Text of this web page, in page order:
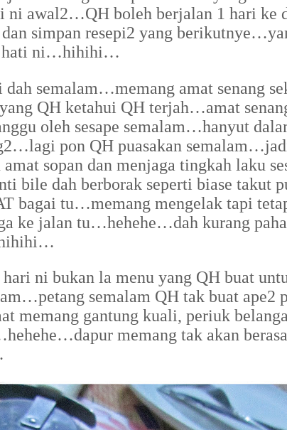
ni awal2…QH boleh berjalan 1 hari ke
simpan resepi2 yang
hati ni…hihihi…
dah semalam…memang amat senang
QH ketahui QH terjah…amat
oleh sesape semalam…hanyut
pon QH puasakan
sopan dan menjaga tingkah laku
bile dah berborak seperti biase takut
bagai tu…memang mengelak tapi
ke jalan tu…hehehe…dah kurang
ni bukan la menu yang QH buat
semalam QH tak buat
memang gantung kuali, periuk
memang tak akan